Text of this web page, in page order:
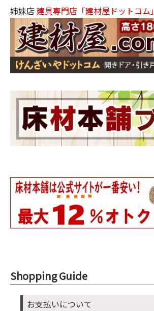
姉妹店 建具専門店「建材屋ドットコム」
Shopping Guide
お支払いについて